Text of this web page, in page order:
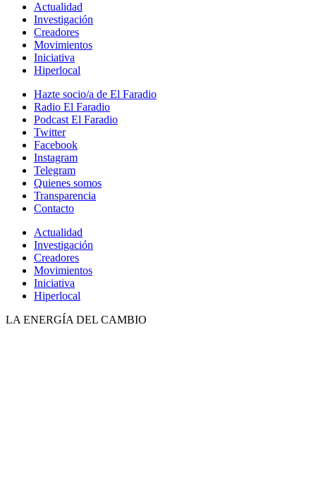
Actualidad
Investigación
Creadores
Movimientos
Iniciativa
Hiperlocal
Hazte socio/a de El Faradio
Radio El Faradio
Podcast El Faradio
Twitter
Facebook
Instagram
Telegram
Quienes somos
Transparencia
Contacto
Actualidad
Investigación
Creadores
Movimientos
Iniciativa
Hiperlocal
LA ENERGÍA DEL CAMBIO